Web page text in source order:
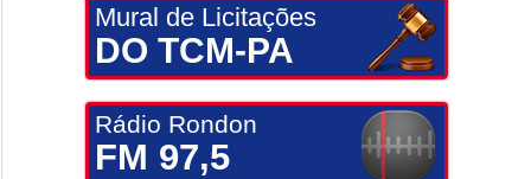
Mural de Licitações
DO TCM-PA
Rádio Rondon
FM 97,5